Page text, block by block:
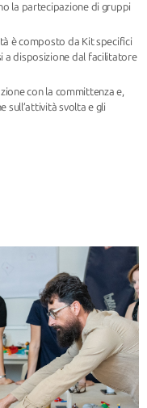
la partecipazione di gruppi
è composto da Kit specifici
a disposizione dal facilitatore
con la committenza e,
sull’attività svolta e gli